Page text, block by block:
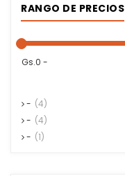
RANGO DE PRECIOS
Gs.0 -
- (4)
- (4)
- (1)